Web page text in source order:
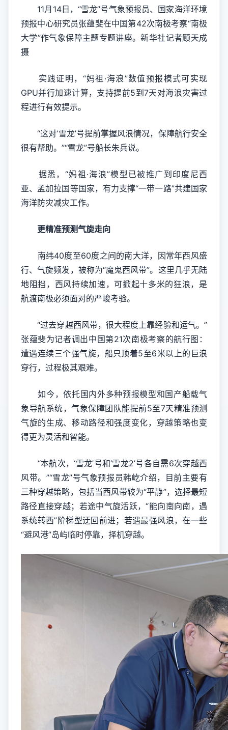
11月14日，“雪龙”号气象预报员、国家海洋环境
预报中心研究员张蕴斐在中国第42次南极考察“南极
大学”作气象保障主题专题讲座。新华社记者顾天成
摄
实践证明，“妈祖·海浪”数值预报模式可实现
GPU并行加速计算，支持提前5到7天对海浪灾害过
程进行有效提示。
“这对‘雪龙’号提前掌握风浪情况，保障航行安全
很有帮助。”“雪龙”号船长朱兵说。
据悉，“妈祖·海浪”模型已被推广到印度尼西
亚、孟加拉国等国家，有力支撑“一带一路”共建国家
海洋防灾减灾工作。
更精准预测气旋走向
南纬40度至60度之间的南大洋，因常年西风盛
行、气旋频发，被称为“魔鬼西风带”。这里几乎无陆
地阻挡，西风持续加速，可掀起十多米的狂浪，是
航渡南极必须面对的严峻考验。
“过去穿越西风带，很大程度上靠经验和运气。”
张蕴斐为记者调出中国第21次南极考察的航行图：
遭遇连续三个强气旋，船只顶着5至6米以上的巨浪
穿行，过程极其艰难。
如今，依托国内外多种预报模型和国产船载气
象导航系统，气象保障团队能提前5至7天精准预测
气旋的生成、移动路径和强度变化，穿越策略也变
得更为灵活和智能。
“本航次，‘雪龙’号和‘雪龙2’号各自需6次穿越西
风带。”“雪龙”号气象预报员韩屹介绍，目前主要有
三种穿越策略，包括当西风带较为“平静”，选择最短
路径直接穿越；若途中气旋活跃，“能向南向南，遇
系统转西”阶梯型迂回前进；若遇最强风浪，在一些
“避风港”岛屿临时停靠，择机穿越。